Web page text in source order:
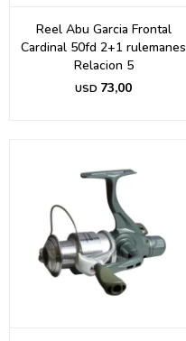
Reel Abu Garcia Frontal
Cardinal 50fd 2+1 rulemanes
Relacion 5
USD 73,00